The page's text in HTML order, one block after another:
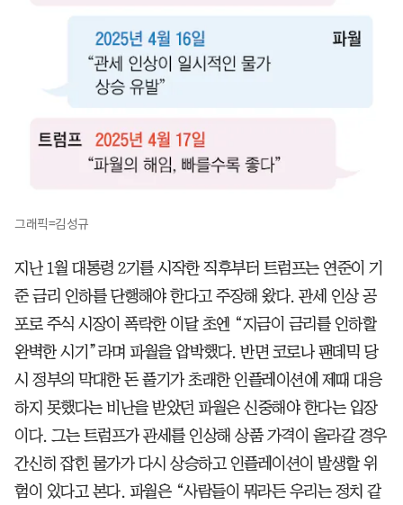
그래픽=김성규
지난 1월 대통령 2기를 시작한 직후부터 트럼프는 연준이 기
준 금리 인하를 단행해야 한다고 주장해 왔다. 관세 인상 공
포로 주식 시장이 폭락한 이달 초엔 “지금이 금리를 인하할
완벽한 시기”라며 파월을 압박했다. 반면 코로나 팬데믹 당
시 정부의 막대한 돈 풀기가 초래한 인플레이션에 제때 대응
하지 못했다는 비난을 받았던 파월은 신중해야 한다는 입장
이다. 그는 트럼프가 관세를 인상해 상품 가격이 올라갈 경우
간신히 잡힌 물가가 다시 상승하고 인플레이션이 발생할 위
험이 있다고 본다. 파월은 “사람들이 뭐라든 우리는 정치 같